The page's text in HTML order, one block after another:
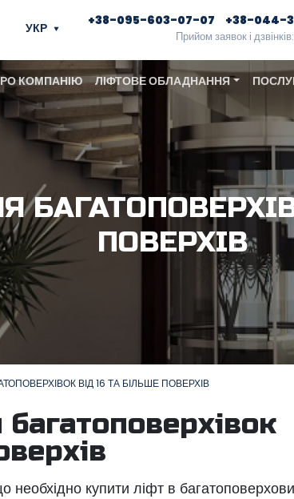
УКР +38-095-603-07-07 +38-044-
Прийом заявок і
КОМПАНІЮ ЛІФТОВЕ ОБЛАДНАННЯ
ПОВЕРХІВ
ВІД 16 ТА БІЛЬШЕ ПОВЕРХІВ
купити ліфт в